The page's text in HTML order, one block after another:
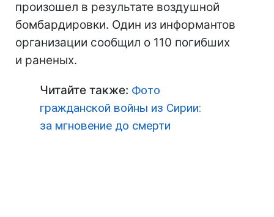
произошел в результате воздушной
бомбардировки. Один из информантов
организации сообщил о 110 погибших
и раненых.
Читайте также: Фото
гражданской войны из Сирии:
за мгновение до смерти